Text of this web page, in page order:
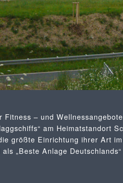
Fitness – und
am Heimatstandort
größte Einrichtung ihrer Art
„Beste Anlage